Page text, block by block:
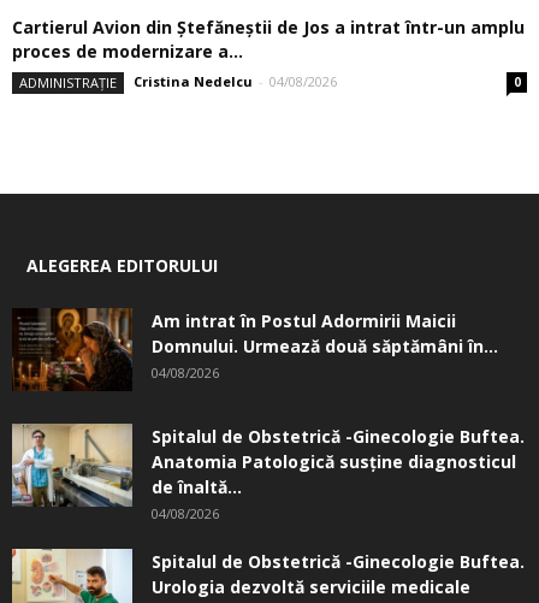
Cartierul Avion din Ştefăneştii de Jos a intrat într-un amplu
proces de modernizare a...
ADMINISTRAȚIE Cristina Nedelcu - 04/08/2026 0
ALEGEREA EDITORULUI
Am intrat în Postul Adormirii Maicii
Domnului. Urmează două săptămâni în...
04/08/2026
Spitalul de Obstetrică -Ginecologie Buftea.
Anatomia Patologică susţine diagnosticul
de înaltă...
04/08/2026
Spitalul de Obstetrică -Ginecologie Buftea.
Urologia dezvoltă serviciile medicale